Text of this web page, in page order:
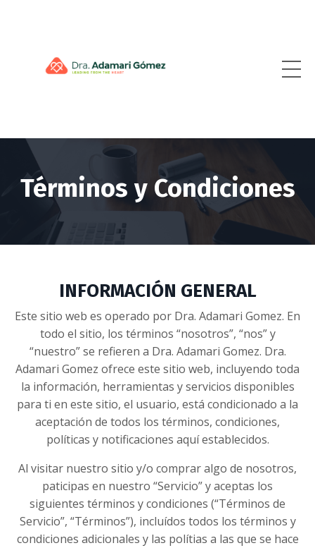
Términos y Condiciones
INFORMACIÓN GENERAL
Este sitio web es operado por Dra. Adamari Gomez. En
todo el sitio, los términos “nosotros”, “nos” y
“nuestro” se refieren a Dra. Adamari Gomez. Dra.
Adamari Gomez ofrece este sitio web, incluyendo toda
la información, herramientas y servicios disponibles
para ti en este sitio, el usuario, está condicionado a la
aceptación de todos los términos, condiciones,
políticas y notificaciones aquí establecidos.
Al visitar nuestro sitio y/o comprar algo de nosotros,
paticipas en nuestro “Servicio” y aceptas los
siguientes términos y condiciones (“Términos de
Servicio”, “Términos”), incluídos todos los términos y
condiciones adicionales y las polítias a las que se hace